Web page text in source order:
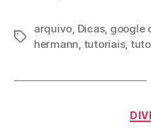
Tags
arquivo, Dicas, google
hermann, tutoriais,